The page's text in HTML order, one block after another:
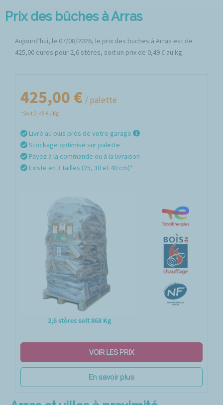
Prix des bûches à Arras
Aujourd’hui, le 07/08/2026, le prix des buches à Arras est de
425,00 euros pour 2,6 stères, soit un prix de 0,49 € au kg.
2,6 stères soit 868 Kg
425,00 € / palette
*Soit 0,49 € / Kg
Livré au plus près de votre garage
Stockage optimisé sur palette
Payez à la commande ou à la livraison
Existe en 3 tailles (25, 30 et 40 cm)*
VOIR LES PRIX
En savoir plus